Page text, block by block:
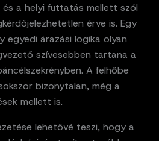
a helyi futtatás mellett szól
érve is. Egy
egyedi árazási logika olyan
szívesebben tartana a
A felhőbe
bizonytalan, még a
mellett is.
lehetővé teszi, hogy a